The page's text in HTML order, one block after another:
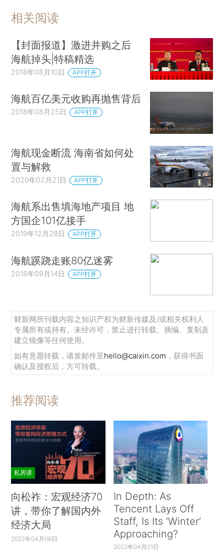
相关阅读
【封面报道】激进并购之后
海航掉头|特稿精选
2018年08月10日 APP打开
海航百亿美元收购再抛售背后
2018年08月25日 APP打开
海航现金断流 海南省如何处
置与解救
2020年02月21日 APP打开
海航系出售填海地产项目 地
方国企101亿接手
2019年12月28日 APP打开
海航蹊跷走账80亿迷雾
2018年09月14日 APP打开
财新网所刊载内容之知识产权为财新传媒及/或相关权利人
专属所有或持有。未经许可，禁止进行转载、摘编、复制及
建立镜像等任何使用。
如有意愿转载，请发邮件至hello@caixin.com ，获得书面
确认及授权后，方可转载。
推荐阅读
私房课
向松祚：宏观经济70
讲，带你了解国内外
经济大局
2022年04月06日
In Depth: As
Tencent Lays Off
Staff, Is Its ‘Winter’
Approaching?
2022年04月01日